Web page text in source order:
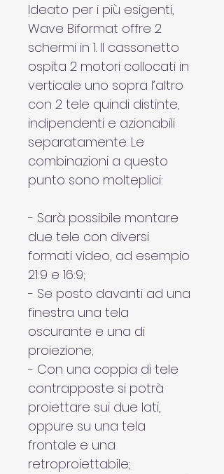
Ideato per i più esigenti,
Wave Biformat offre 2
schermi in 1. Il cassonetto
ospita 2 motori collocati in
verticale uno sopra l’altro
con 2 tele quindi distinte,
indipendenti e azionabili
separatamente. Le
combinazioni a questo
punto sono molteplici:
- Sarà possibile montare
due tele con diversi
formati video, ad esempio
21:9 e 16:9;
- Se posto davanti ad una
finestra una tela
oscurante e una di
proiezione;
- Con una coppia di tele
contrapposte si potrà
proiettare sui due lati,
oppure su una tela
frontale e una
retroproiettabile;